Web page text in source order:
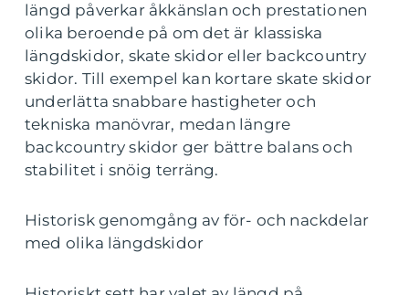
längd påverkar åkkänslan och prestationen
olika beroende på om det är klassiska
längdskidor, skate skidor eller backcountry
skidor. Till exempel kan kortare skate skidor
underlätta snabbare hastigheter och
tekniska manövrar, medan längre
backcountry skidor ger bättre balans och
stabilitet i snöig terräng.
Historisk genomgång av för- och nackdelar
med olika längdskidor